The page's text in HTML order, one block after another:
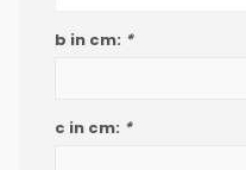
b in cm: *
c in cm: *